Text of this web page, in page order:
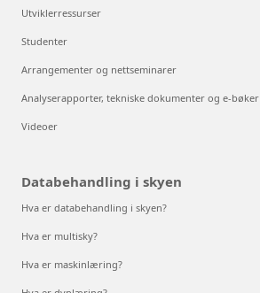
Utviklerressurser
Studenter
Arrangementer og nettseminarer
Analyserapporter, tekniske dokumenter og e-bøker
Videoer
Databehandling i skyen
Hva er databehandling i skyen?
Hva er multisky?
Hva er maskinlæring?